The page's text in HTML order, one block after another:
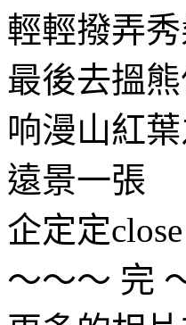
輕輕撥弄
最後去搵
响漫山紅
遠景一張
企定定
～～～ 完